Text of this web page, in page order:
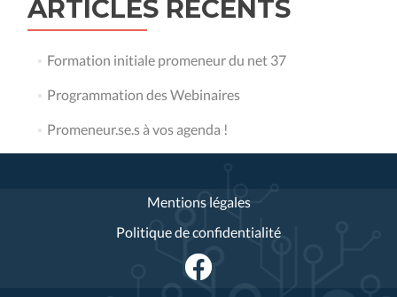
ARTICLES RÉCENTS
Formation initiale promeneur du net 37
Programmation des Webinaires
Promeneur.se.s à vos agenda !
Mentions légales
Politique de confidentialité